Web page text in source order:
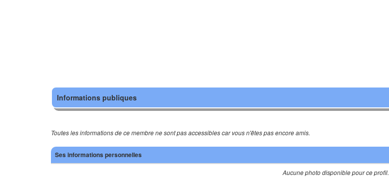
Informations publiques
Toutes les informations de ce membre ne sont pas accessibles car vous n'êtes pas encore amis.
Ses informations personnelles
Aucune photo disponible pour ce profil.